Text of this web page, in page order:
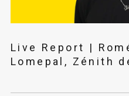
Live Report |
Lomepal, Zénith